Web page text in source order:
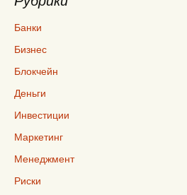
Банки
Бизнес
Блокчейн
Деньги
Инвестиции
Маркетинг
Менеджмент
Риски